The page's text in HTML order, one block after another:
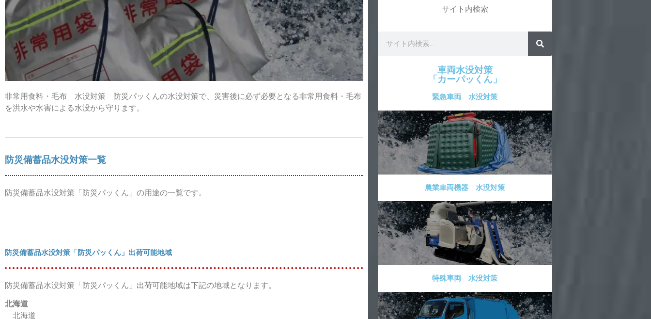
非常用食料・毛布 水没対策 防災パッくんの水没対策で、災害後に必ず必要となる非常用食料・毛布
を洪水や水害による水没から守ります。
防災備蓄品水没対策一覧
防災備蓄品水没対策「防災パッくん」の用途の一覧です。
防災備蓄品水没対策「防災パッくん」出荷可能地域
防災備蓄品水没対策「防災パッくん」出荷可能地域は下記の地域となります。
北海道
北海道
サイト内検索
車両水没対策
「カーパッくん」
緊急車両 水没対策
農業車両機器 水没対策
特殊車両 水没対策